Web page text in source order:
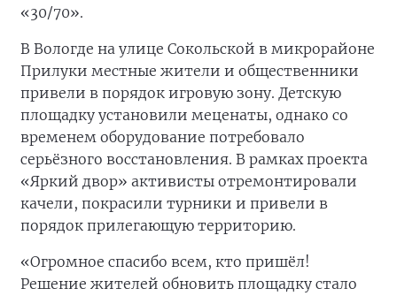
«30/70».
В Вологде на улице Сокольской в микрорайоне
Прилуки местные жители и общественники
привели в порядок игровую зону. Детскую
площадку установили меценаты, однако со
временем оборудование потребовало
серьёзного восстановления. В рамках проекта
«Яркий двор» активисты отремонтировали
качели, покрасили турники и привели в
порядок прилегающую территорию.
«Огромное спасибо всем, кто пришёл!
Решение жителей обновить площадку стало